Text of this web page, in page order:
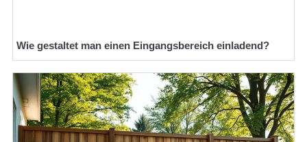
Wie gestaltet man einen Eingangsbereich einladend?